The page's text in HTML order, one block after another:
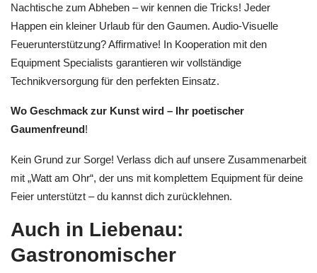
Nachtische zum Abheben – wir kennen die Tricks! Jeder
Happen ein kleiner Urlaub für den Gaumen. Audio-Visuelle
Feuerunterstützung? Affirmative! In Kooperation mit den
Equipment Specialists garantieren wir vollständige
Technikversorgung für den perfekten Einsatz.
Wo Geschmack zur Kunst wird – Ihr poetischer
Gaumenfreund!
Kein Grund zur Sorge! Verlass dich auf unsere Zusammenarbeit
mit „Watt am Ohr“, der uns mit komplettem Equipment für deine
Feier unterstützt – du kannst dich zurücklehnen.
Auch in Liebenau:
Gastronomischer